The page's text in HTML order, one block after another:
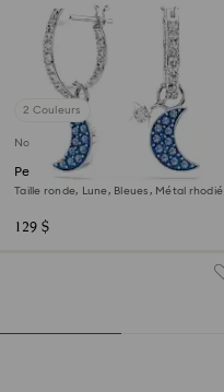
2 Couleurs
Nouveau
Pendants d'oreilles Symbolica
Taille ronde, Lune, Bleues, Métal rhodié
129 $